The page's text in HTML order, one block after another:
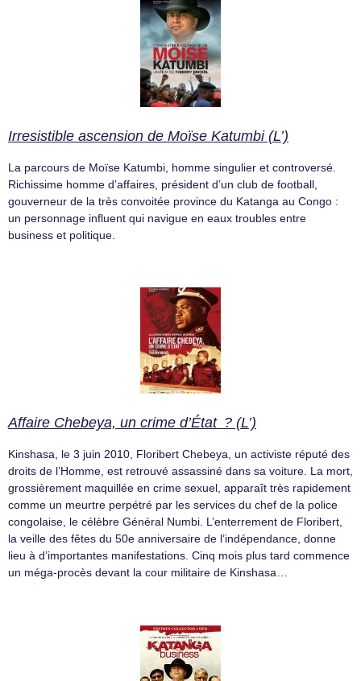
Irresistible ascension de Moïse Katumbi (L’)
La parcours de Moïse Katumbi, homme singulier et controversé.
Richissime homme d’affaires, président d’un club de football,
gouverneur de la très convoitée province du Katanga au Congo :
un personnage influent qui navigue en eaux troubles entre
business et politique.
Affaire Chebeya, un crime d’État ? (L’)
Kinshasa, le 3 juin 2010, Floribert Chebeya, un activiste réputé des
droits de l’Homme, est retrouvé assassiné dans sa voiture. La mort,
grossièrement maquillée en crime sexuel, apparaît très rapidement
comme un meurtre perpétré par les services du chef de la police
congolaise, le célèbre Général Numbi. L’enterrement de Floribert,
la veille des fêtes du 50e anniversaire de l’indépendance, donne
lieu à d’importantes manifestations. Cinq mois plus tard commence
un méga-procès devant la cour militaire de Kinshasa…